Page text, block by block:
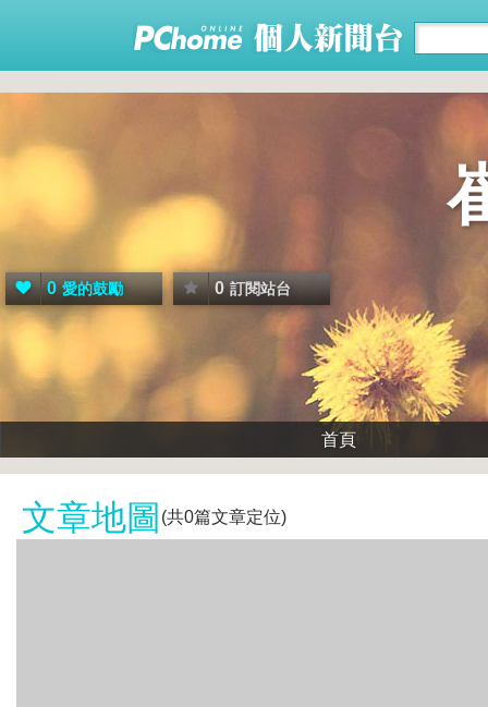
0 愛的鼓勵 0 訂閱站台
首頁
文章地圖 (共0篇文章定位)